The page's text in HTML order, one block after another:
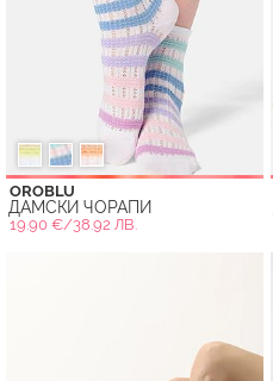
OROBLU
ДАМСКИ ЧОРАПИ
19.90 €/38.92 ЛВ.